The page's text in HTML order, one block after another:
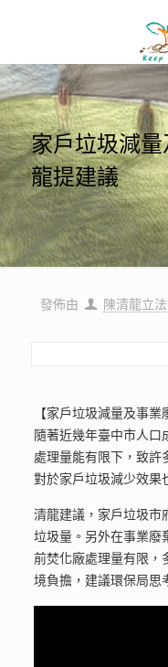
家戶垃圾減
龍提建議
發佈由 陳清龍立
【家戶垃圾減量及事業
隨著近幾年臺中市人口
處理量能有限下，致許
對於家戶垃圾減少效果
清龍建議，家戶垃圾市
垃圾量。另外在事業廢
前焚化廠處理量有限，
境負擔，建議環保局思